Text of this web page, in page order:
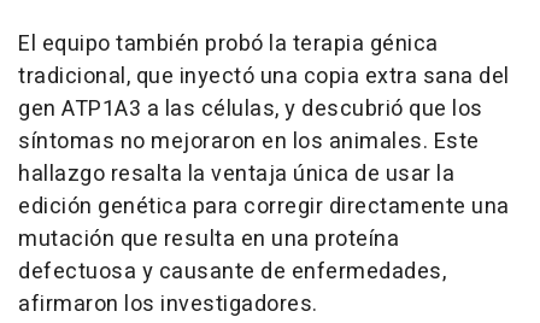
El equipo también probó la terapia génica
tradicional, que inyectó una copia extra sana del
gen ATP1A3 a las células, y descubrió que los
síntomas no mejoraron en los animales. Este
hallazgo resalta la ventaja única de usar la
edición genética para corregir directamente una
mutación que resulta en una proteína
defectuosa y causante de enfermedades,
afirmaron los investigadores.